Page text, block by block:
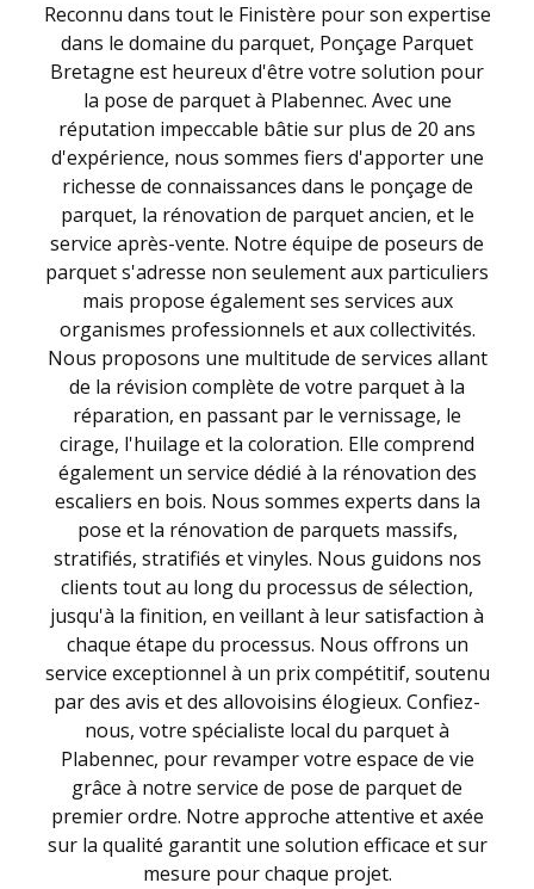
Reconnu dans tout le Finistère pour son expertise
dans le domaine du parquet, Ponçage Parquet
Bretagne est heureux d'être votre solution pour
la pose de parquet à Plabennec. Avec une
réputation impeccable bâtie sur plus de 20 ans
d'expérience, nous sommes fiers d'apporter une
richesse de connaissances dans le ponçage de
parquet, la rénovation de parquet ancien, et le
service après-vente. Notre équipe de poseurs de
parquet s'adresse non seulement aux particuliers
mais propose également ses services aux
organismes professionnels et aux collectivités.
Nous proposons une multitude de services allant
de la révision complète de votre parquet à la
réparation, en passant par le vernissage, le
cirage, l'huilage et la coloration. Elle comprend
également un service dédié à la rénovation des
escaliers en bois. Nous sommes experts dans la
pose et la rénovation de parquets massifs,
stratifiés, stratifiés et vinyles. Nous guidons nos
clients tout au long du processus de sélection,
jusqu'à la finition, en veillant à leur satisfaction à
chaque étape du processus. Nous offrons un
service exceptionnel à un prix compétitif, soutenu
par des avis et des allovoisins élogieux. Confiez-
nous, votre spécialiste local du parquet à
Plabennec, pour revamper votre espace de vie
grâce à notre service de pose de parquet de
premier ordre. Notre approche attentive et axée
sur la qualité garantit une solution efficace et sur
mesure pour chaque projet.